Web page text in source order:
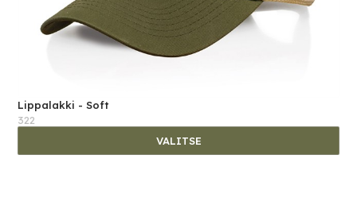
Lippalakki - Soft
322
VALITSE